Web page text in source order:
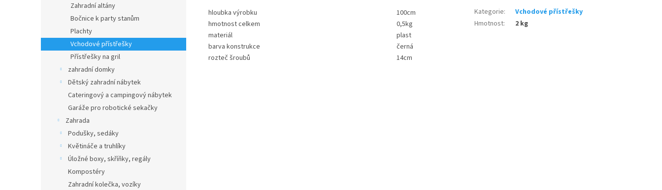
Zahradní altány
Bočnice k party stanům
Plachty
Vchodové přístřešky
Přístřešky na gril
zahradní domky
Dětský zahradní nábytek
Cateringový a campingový nábytek
Garáže pro robotické sekačky
Zahrada
Podušky, sedáky
Květináče a truhlíky
Úložné boxy, skříňky, regály
Kompostéry
Zahradní kolečka, vozíky
hloubka výrobku
100cm
hmotnost celkem
0,5kg
materiál
plast
barva konstrukce
černá
rozteč šroubů
14cm
Kategorie:
Vchodové přístřešky
Hmotnost: 2 kg